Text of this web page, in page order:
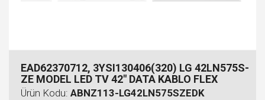
EAD62370712, 3YSI130406(320) LG 42LN575S-
ZE MODEL LED TV 42" DATA KABLO FLEX
Ürün Kodu: ABNZ113-LG42LN575SZEDK